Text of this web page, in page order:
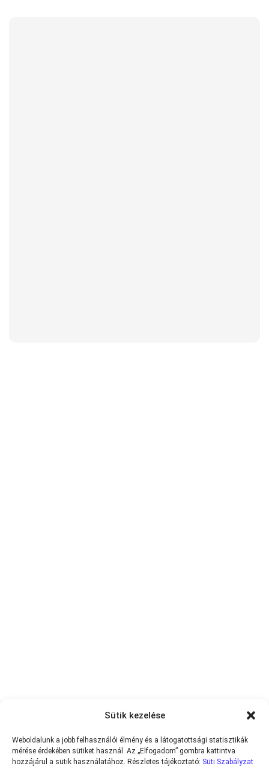
Sütik kezelése
Weboldalunk a jobb felhasználói élmény és a látogatottsági statisztikák
mérése érdekében sütiket használ. Az „Elfogadom” gombra kattintva
hozzájárul a sütik használatához. Részletes tájékoztató: Süti Szabályzat